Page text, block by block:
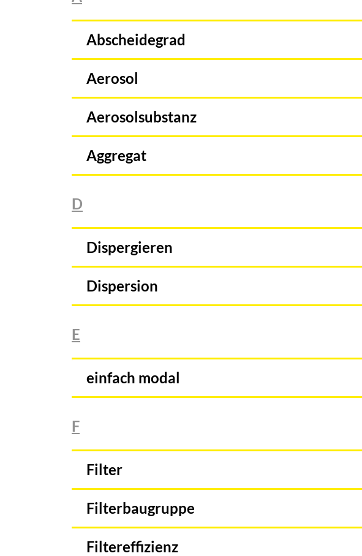
Abscheidegrad
Aerosol
Aerosolsubstanz
Aggregat
D
Dispergieren
Dispersion
E
einfach modal
F
Filter
Filterbaugruppe
Filtereffizienz